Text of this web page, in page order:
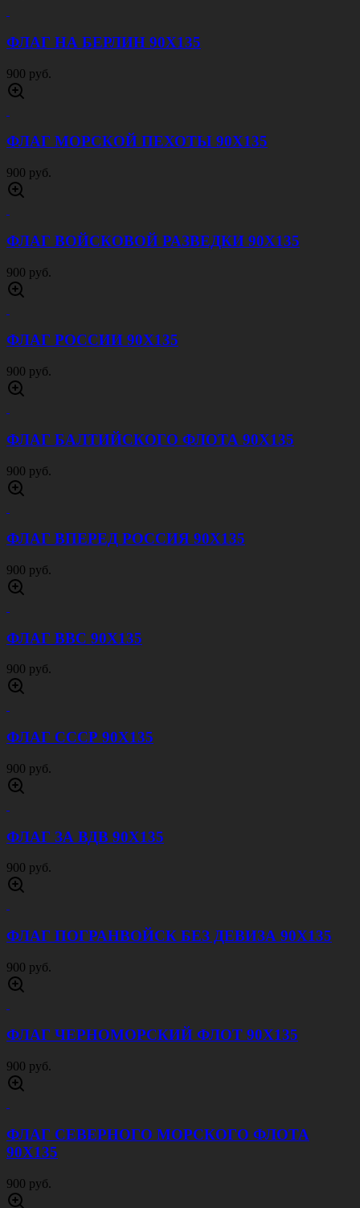
ФЛАГ НА БЕРЛИН 90Х135
900 руб.
ФЛАГ МОРСКОЙ ПЕХОТЫ 90Х135
900 руб.
ФЛАГ ВОЙСКОВОЙ РАЗВЕДКИ 90Х135
900 руб.
ФЛАГ РОССИИ 90Х135
900 руб.
ФЛАГ БАЛТИЙСКОГО ФЛОТА 90Х135
900 руб.
ФЛАГ ВПЕРЕД РОССИЯ 90Х135
900 руб.
ФЛАГ ВВС 90Х135
900 руб.
ФЛАГ СССР 90Х135
900 руб.
ФЛАГ ЗА ВДВ 90Х135
900 руб.
ФЛАГ ПОГРАНВОЙСК БЕЗ ДЕВИЗА 90Х135
900 руб.
ФЛАГ ЧЕРНОМОРСКИЙ ФЛОТ 90Х135
900 руб.
ФЛАГ СЕВЕРНОГО МОРСКОГО ФЛОТА
90Х135
900 руб.